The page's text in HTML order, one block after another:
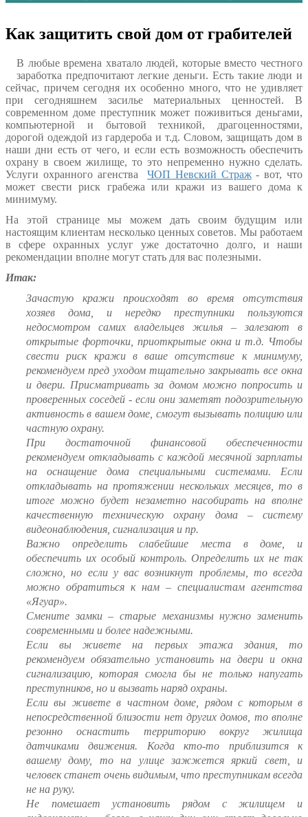
Как защитить свой дом от грабителей
В любые времена хватало людей, которые вместо честного
заработка предпочитают легкие деньги. Есть такие люди и
сейчас, причем сегодня их особенно много, что не удивляет
при сегодняшнем засилье материальных ценностей. В
современном доме преступник может поживиться деньгами,
компьютерной и бытовой техникой, драгоценностями,
дорогой одеждой из гардероба и т.д. Словом, защищать дом в
наши дни есть от чего, и если есть возможность обеспечить
охрану в своем жилище, то это непременно нужно сделать.
Услуги охранного агенстваЧОП Невский Страж- вот, что
может свести риск грабежа или кражи из вашего дома к
минимуму.
На этой странице мы можем дать своим будущим или
настоящим клиентам несколько ценных советов. Мы работаем
в сфере охранных услуг уже достаточно долго, и наши
рекомендации вполне могут стать для вас полезными.
Итак:
Зачастую кражи происходят во время отсутствия
хозяев дома, и нередко преступники пользуются
недосмотром самих владельцев жилья – залезают в
открытые форточки, приоткрытые окна и т.д. Чтобы
свести риск кражи в ваше отсутствие к минимуму,
рекомендуем пред уходом тщательно закрывать все окна
и двери. Присматривать за домом можно попросить и
проверенных соседей - если они заметят подозрительную
активность в вашем доме, смогут вызывать полицию или
частную охрану.
При достаточной финансовой обеспеченности
рекомендуем откладывать с каждой месячной зарплаты
на оснащение дома специальными системами. Если
откладывать на протяжении нескольких месяцев, то в
итоге можно будет незаметно насобирать на вполне
качественную техническую охрану дома – систему
видеонаблюдения, сигнализация и пр.
Важно определить слабейшие места в доме, и
обеспечить их особый контроль. Определить их не так
сложно, но если у вас возникнут проблемы, то всегда
можно обратиться к нам – специалистам агентства
«Ягуар».
Смените замки – старые механизмы нужно заменить
современными и более надежными.
Если вы живете на первых этажа здания, то
рекомендуем обязательно установить на двери и окна
сигнализацию, которая смогла бы не только напугать
преступников, но и вызвать наряд охраны.
Если вы живете в частном доме, рядом с которым в
непосредственной близости нет других домов, то вполне
резонно оснастить территорию вокруг жилища
датчиками движения. Когда кто-то приблизится к
вашему дому, то на улице зажжется яркий свет, и
человек станет очень видимым, что преступникам всегда
не на руку.
Не помешает установить рядом с жилищем и